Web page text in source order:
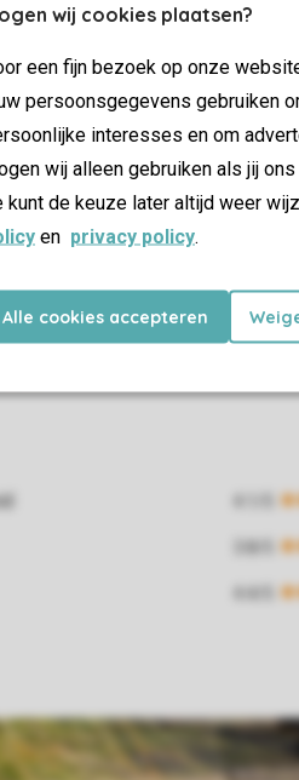
wij cookies plaatsen?
een fijn bezoek op onze
persoonsgegevens gebruiken
interesses en om
wij alleen gebruiken als jij
kunt de keuze later altijd weer
en privacy policy.
Alle cookies accepteren